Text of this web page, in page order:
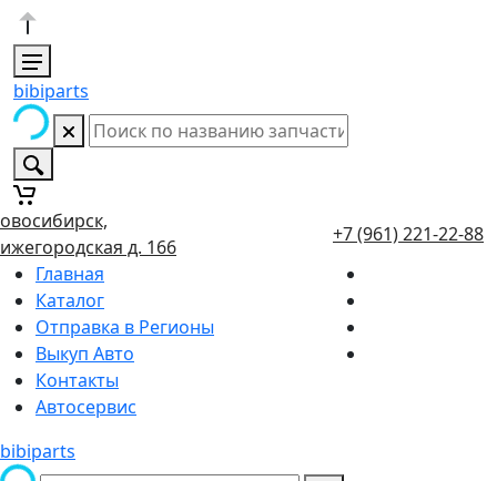
bibiparts
д. 166
+7 (961) 221-22-88
Главная
Каталог
Отправка в Регионы
Выкуп Авто
Контакты
Автосервис
bibiparts